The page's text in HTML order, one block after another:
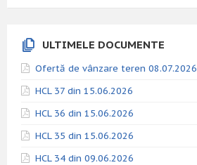
ULTIMELE DOCUMENTE
Ofertă de vânzare teren 08.07.2026
HCL 37 din 15.06.2026
HCL 36 din 15.06.2026
HCL 35 din 15.06.2026
HCL 34 din 09.06.2026